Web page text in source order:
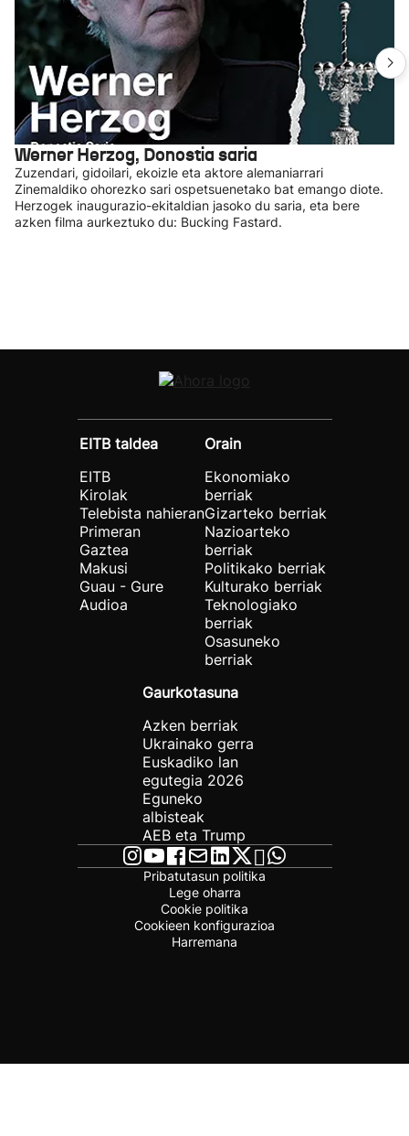
Werner Herzog, Donostia saria
Zuzendari, gidoilari, ekoizle eta aktore alemaniarrari
Zinemaldiko ohorezko sari ospetsuenetako bat emango diote.
Herzogek inaugurazio-ekitaldian jasoko du saria, eta bere
azken filma aurkeztuko du: Bucking Fastard.
EITB taldea
EITB
Kirolak
Telebista nahieran
Primeran
Gaztea
Makusi
Guau - Gure
Audioa
Orain
Ekonomiako
berriak
Gizarteko berriak
Nazioarteko
berriak
Politikako berriak
Kulturako berriak
Teknologiako
berriak
Osasuneko
berriak
Gaurkotasuna
Azken berriak
Ukrainako gerra
Euskadiko lan
egutegia 2026
Eguneko
albisteak
AEB eta Trump
Pribatutasun politika
Lege oharra
Cookie politika
Cookieen konfigurazioa
Harremana